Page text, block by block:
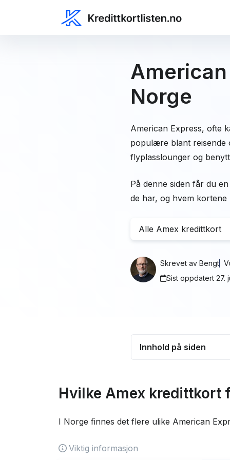
Norge
American Express, ofte
populære blant reisende
flyplasslounger og
På denne siden får du
de har, og hvem kortene
Alle Amex kredittkort
1 SAS
5
Skrevet av Bengt
Sist oppdatert 27.
Innhold på siden
Amex-poeng vs
Hvor kan man
Hvilke Amex kredittkort
I Norge finnes det flere ulike American
Viktig informasjon